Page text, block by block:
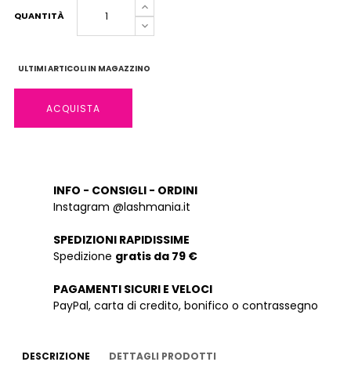
QUANTITÀ
ULTIMI ARTICOLI IN MAGAZZINO
ACQUISTA
INFO - CONSIGLI - ORDINI
Instagram @lashmania.it
SPEDIZIONI RAPIDISSIME
Spedizione gratis da 79 €
PAGAMENTI SICURI E VELOCI
PayPal, carta di credito, bonifico o contrassegno
DESCRIZIONE DETTAGLI PRODOTTI